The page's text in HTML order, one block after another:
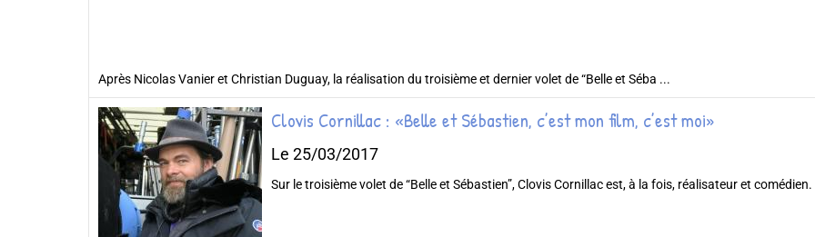
Après Nicolas Vanier et Christian Duguay, la réalisation du troisième et dernier volet de “Belle et Séba ...
Clovis Cornillac : «Belle et Sébastien, c’est mon film, c’est moi»
Le 25/03/2017
Sur le troisième volet de “Belle et Sébastien”, Clovis Cornillac est, à la fois, réalisateur et comédien.